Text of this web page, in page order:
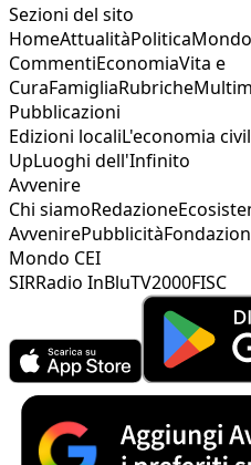
Sezioni del sito
HomeAttualitàPoliticaMondo
CommentiEconomiaVita e
CuraFamigliaRubriche
Pubblicazioni
Edizioni localiL'economia
UpLuoghi dell'Infinito
Avvenire
Chi siamoRedazione
AvvenirePubblicità
Mondo CEI
SIRRadio InBluTV2000FISC